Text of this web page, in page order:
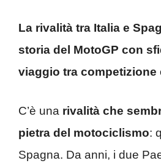
La rivalità tra Italia e
storia del MotoGP con
viaggio tra competizione
C’è una rivalità che
pietra del motociclismo:
Spagna. Da anni, i due